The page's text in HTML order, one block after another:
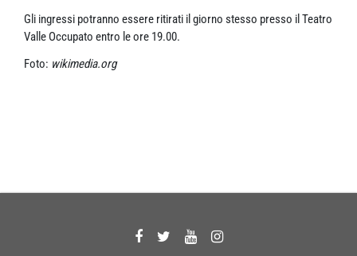
Gli ingressi potranno essere ritirati il giorno stesso presso il Teatro
Valle Occupato entro le ore 19.00.
Foto: wikimedia.org